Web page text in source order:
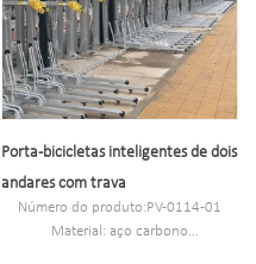
Porta-bicicletas inteligentes de dois
andares com trava
Número do produto:PV-0114-01
Material: aço carbono